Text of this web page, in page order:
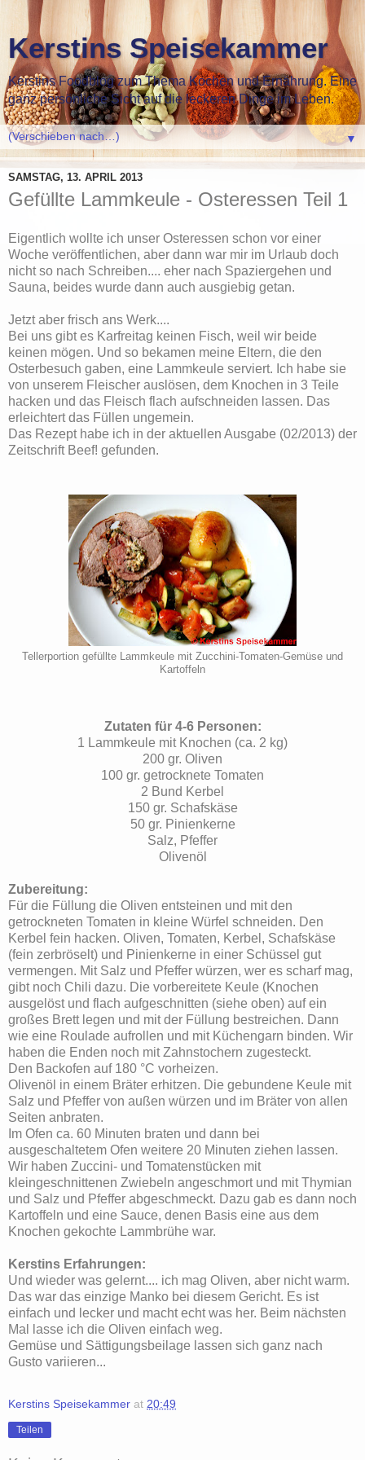
Kerstins Speisekammer
Kerstins Foodblog zum Thema Kochen und Ernährung. Eine
ganz persönliche Sicht auf die leckeren Dinge im Leben.
▼
SAMSTAG, 13. APRIL 2013
Gefüllte Lammkeule - Osteressen Teil 1
Eigentlich wollte ich unser Osteressen schon vor einer
Woche veröffentlichen, aber dann war mir im Urlaub doch
nicht so nach Schreiben.... eher nach Spaziergehen und
Sauna, beides wurde dann auch ausgiebig getan.
Jetzt aber frisch ans Werk....
Bei uns gibt es Karfreitag keinen Fisch, weil wir beide
keinen mögen. Und so bekamen meine Eltern, die den
Osterbesuch gaben, eine Lammkeule serviert. Ich habe sie
von unserem Fleischer auslösen, dem Knochen in 3 Teile
hacken und das Fleisch flach aufschneiden lassen. Das
erleichtert das Füllen ungemein.
Das Rezept habe ich in der aktuellen Ausgabe (02/2013) der
Zeitschrift Beef! gefunden.
Tellerportion gefüllte Lammkeule mit Zucchini-Tomaten-Gemüse und
Kartoffeln
Zutaten für 4-6 Personen:
1 Lammkeule mit Knochen (ca. 2 kg)
200 gr. Oliven
100 gr. getrocknete Tomaten
2 Bund Kerbel
150 gr. Schafskäse
50 gr. Pinienkerne
Salz, Pfeffer
Olivenöl
Zubereitung:
Für die Füllung die Oliven entsteinen und mit den
getrockneten Tomaten in kleine Würfel schneiden. Den
Kerbel fein hacken. Oliven, Tomaten, Kerbel, Schafskäse
(fein zerbröselt) und Pinienkerne in einer Schüssel gut
vermengen. Mit Salz und Pfeffer würzen, wer es scharf mag,
gibt noch Chili dazu. Die vorbereitete Keule (Knochen
ausgelöst und flach aufgeschnitten (siehe oben) auf ein
großes Brett legen und mit der Füllung bestreichen. Dann
wie eine Roulade aufrollen und mit Küchengarn binden. Wir
haben die Enden noch mit Zahnstochern zugesteckt.
Den Backofen auf 180 °C vorheizen.
Olivenöl in einem Bräter erhitzen. Die gebundene Keule mit
Salz und Pfeffer von außen würzen und im Bräter von allen
Seiten anbraten.
Im Ofen ca. 60 Minuten braten und dann bei
ausgeschaltetem Ofen weitere 20 Minuten ziehen lassen.
Wir haben Zuccini- und Tomatenstücken mit
kleingeschnittenen Zwiebeln angeschmort und mit Thymian
und Salz und Pfeffer abgeschmeckt. Dazu gab es dann noch
Kartoffeln und eine Sauce, denen Basis eine aus dem
Knochen gekochte Lammbrühe war.
Kerstins Erfahrungen:
Und wieder was gelernt.... ich mag Oliven, aber nicht warm.
Das war das einzige Manko bei diesem Gericht. Es ist
einfach und lecker und macht echt was her. Beim nächsten
Mal lasse ich die Oliven einfach weg.
Gemüse und Sättigungsbeilage lassen sich ganz nach
Gusto variieren...
Kerstins Speisekammer at 20:49
Teilen